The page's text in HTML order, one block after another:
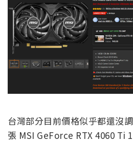
台灣部分目前價格似乎都還沒
張 MSI GeForce RTX 4060 Ti